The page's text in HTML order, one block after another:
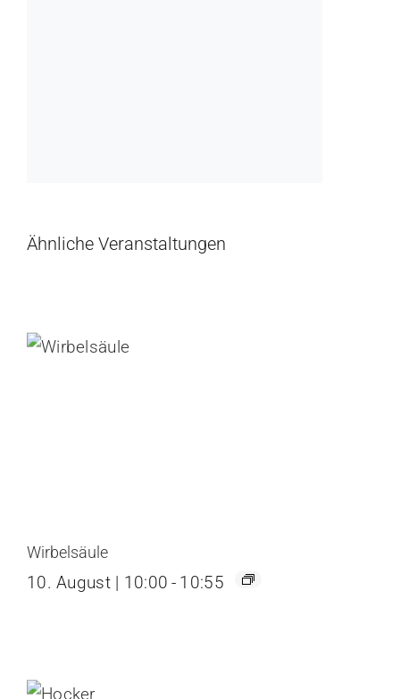
Ähnliche Veranstaltungen
Wirbelsäule
10. August | 10:00 - 10:55